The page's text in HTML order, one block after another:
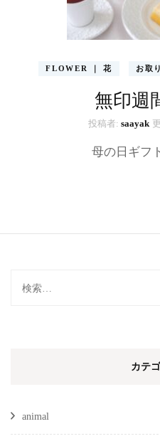
FLOWER ｜ 花 お取
無印週
投稿者: saayak
母の日ギ
検
カテ
animal